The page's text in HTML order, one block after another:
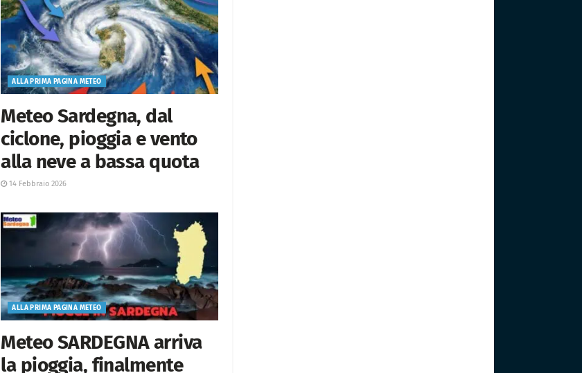
ALLA PRIMA PAGINA METEO
Meteo Sardegna, dal
ciclone, pioggia e vento
alla neve a bassa quota
14 Febbraio 2026
ALLA PRIMA PAGINA METEO
Meteo SARDEGNA arriva
la pioggia, finalmente